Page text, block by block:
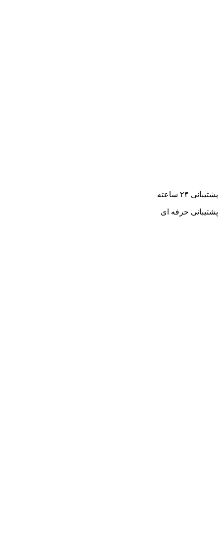
پشتیبانی ۲۴ ساعته
پشتیبانی حرفه ای